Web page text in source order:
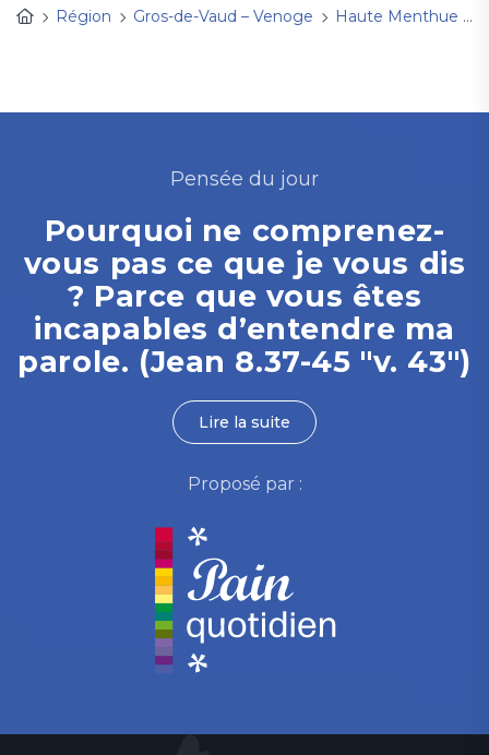
Région
Gros-de-Vaud – Venoge Haute Menthue
Pensée du jour
Pourquoi ne comprenez-
vous pas ce que je vous dis
? Parce que vous êtes
incapables d’entendre ma
parole. (Jean 8.37-45 "v. 43")
Lire la suite
Proposé par :